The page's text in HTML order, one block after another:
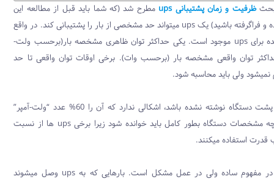
بحثظرفیت و زمان پشتیبانی ups
مطرح شد (که شما باید قبل از مطالعه این
قسمت آنرا خوانده و فراگرفته باشید) یک ups میتواند حد مشخصی از بار را پشتیبانی کند. در واقع
دو حد تعریف شده برای ups موجود است. یکی حداکثر توان ظاهری مشخصه بار(برحسب ولت-
توان واقعی مشخصه بار (برحسب وات). برخی اوقات توان واقعی تا حد
نمیشود ولی باید محاسبه شود.
اگر میزان “وات” پشت دستگاه نوشته نشده باشد، اشکالی ندارد که آن را 60% عدد “ولت-آمپر”
فرض کنیم. اگر چه مشخصات دستگاه بطور کامل باید خوانده شود زیرا برخی ups ها از نسبت
استفاده میکنند.
در مفهوم ساده ولی در عمل مشکل است. بارهایی که به ups وصل میشوند